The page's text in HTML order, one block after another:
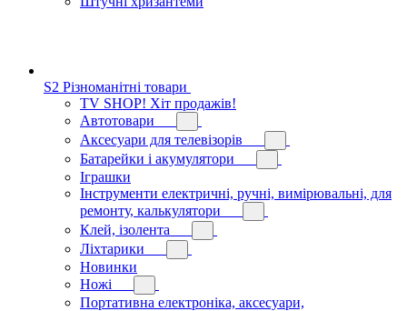
S2 Різноманітні товари
TV SHOP! Хіт продажів!
Автотовари
Аксесуари для телевізорів
Батарейки і акумулятори
Іграшки
Інструменти електричні, ручні, вимірювальні, для
ремонту, калькулятори
Клей, ізолента
Ліхтарики
Новинки
Ножі
Портативна електроніка, аксесуари,